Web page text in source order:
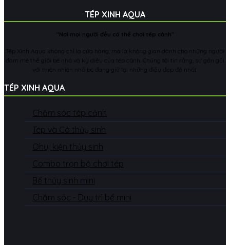
TÉP XINH AQUA
"Nơi mọi người đều có thể chơi tép cảnh"
Tép Xinh Aqua không chỉ là cửa hàng, mà là không gian dành cho những người
đam mê thế giới bé nhỏ và kỳ diệu của tép cảnh. Chúng tôi tin rằng, sự gần gũi
với thiên nhiên nhỏ bé đang giữ lại những điều đẹp đẽ nhất.
TÉP XINH AQUA
Chăm sóc tép cảnh
Tép và Cá thủy sinh
Ohuj kiện thủy sinh
Combo trọn bộ chơi tép
Bể thủy sinh mini
Chăm sóc - Duy trì bể mini